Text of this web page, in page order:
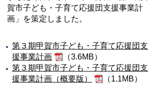
賀市子ども・子育て応援団支援事業計
画」を策定しました。
第３期甲賀市子ども・子育て応援団支
援事業計画
（3.6MB）
第３期甲賀市子ども・子育て応援団支
援事業計画（概要版）
（1.1MB）